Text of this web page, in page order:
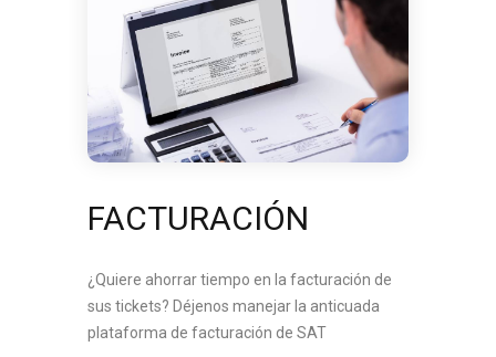
FACTURACIÓN
¿Quiere ahorrar tiempo en la facturación de
sus tickets? Déjenos manejar la anticuada
plataforma de facturación de SAT